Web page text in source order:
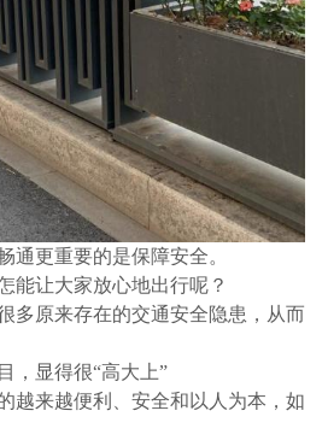
通更重要的是保障安全。
能让大家放心地出行呢？
多原来存在的交通安全隐患，从而
，显得很“高大上”
越来越便利、安全和以人为本，如